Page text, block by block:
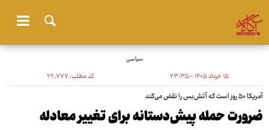
سیاسی
۱۵ خرداد ۱۴۰۵ - ۲۳:۳۵ کد مطلب:۲۲٬۷۷۷
آمریکا ۵۰ روز است که آتش‌بس را نقض می‌کند
ضرورت حمله پیش‌دستانه برای تغییر معادله